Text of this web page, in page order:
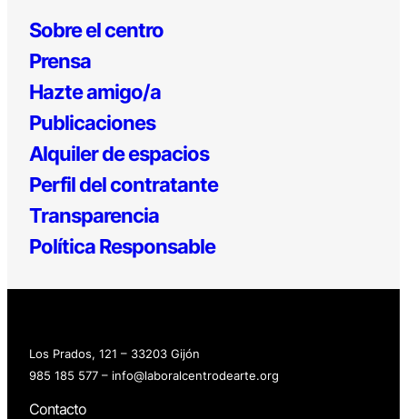
Sobre el centro
Prensa
Hazte amigo/a
Publicaciones
Alquiler de espacios
Perfil del contratante
Transparencia
Política Responsable
Los Prados, 121 – 33203 Gijón
985 185 577 – info@laboralcentrodearte.org
Contacto